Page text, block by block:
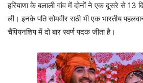
हरियाणा के बलाली गांव में दोनों ने एक दूसरे से 13
ली। इनके पति सोमवीर राठी भी एक भारतीय
चैंपियनशिप में दो बार स्वर्ण पदक जीता है।